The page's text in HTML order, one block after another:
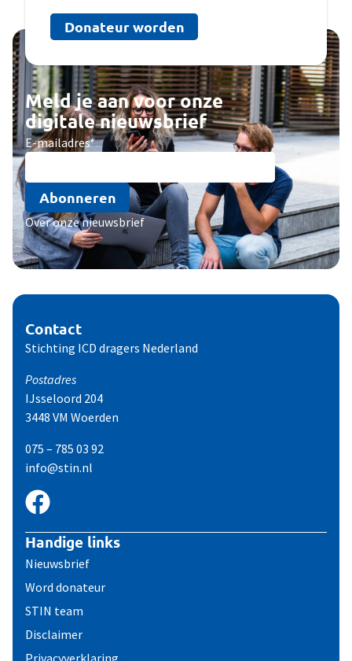
Meld je aan voor onze
digitale nieuwsbrief
E-mailadres*
Abonneren
Over onze nieuwsbrief
Donateur worden
Contact
Stichting ICD dragers Nederland
Postadres
IJsseloord 204
3448 VM Woerden
075 – 785 03 92
info@stin.nl
Handige links
Nieuwsbrief
Word donateur
STIN team
Disclaimer